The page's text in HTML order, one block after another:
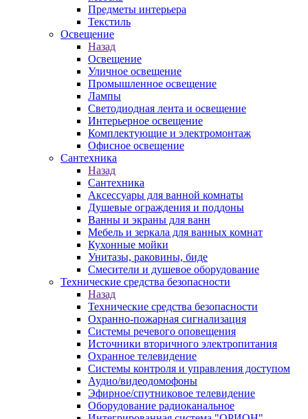
Предметы интерьера
Текстиль
Освещение
Назад
Освещение
Уличное освещение
Промышленное освещение
Лампы
Светодиодная лента и освещение
Интерьерное освещение
Комплектующие и электромонтаж
Офисное освещение
Сантехника
Назад
Сантехника
Аксессуары для ванной комнаты
Душевые ограждения и поддоны
Ванны и экраны для ванн
Мебель и зеркала для ванных комнат
Кухонные мойки
Унитазы, раковины, биде
Смесители и душевое оборудование
Технические средства безопасности
Назад
Технические средства безопасности
Охранно-пожарная сигнализация
Системы речевого оповещения
Источники вторичного электропитания
Охранное телевидение
Системы контроля и управления доступом
Аудио/видеодомофоны
Эфирное/спутниковое телевидение
Оборудование радиоканальное